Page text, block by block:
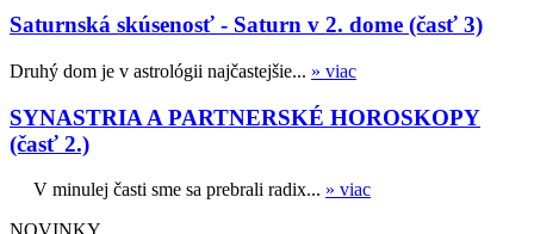
Saturnská skúsenosť - Saturn v 2. dome (časť 3)
Druhý dom je v astrológii najčastejšie... » viac
SYNASTRIA A PARTNERSKÉ HOROSKOPY
(časť 2.)
V minulej časti sme sa prebrali radix... » viac